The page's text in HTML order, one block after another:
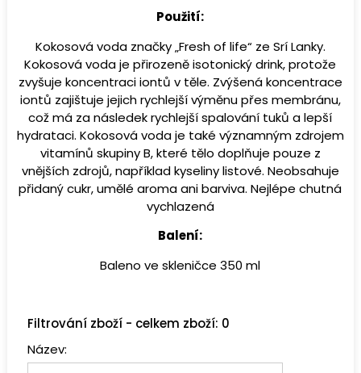
Použití:
Kokosová voda značky „Fresh of life“ ze Srí Lanky.
Kokosová voda je přirozeně isotonický drink, protože
zvyšuje koncentraci iontů v těle. Zvýšená koncentrace
iontů zajištuje jejich rychlejší výměnu přes membránu,
což má za následek rychlejší spalování tuků a lepší
hydrataci. Kokosová voda je také významným zdrojem
vitamínů skupiny B, které tělo doplňuje pouze z
vnějších zdrojů, například kyseliny listové. Neobsahuje
přidaný cukr, umělé aroma ani barviva. Nejlépe chutná
vychlazená
Balení:
Baleno ve skleničce 350 ml
Filtrování zboží - celkem zboží: 0
Název: